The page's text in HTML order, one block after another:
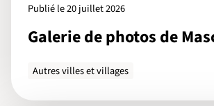
Publié le 20 juillet 2026
Galerie de photos de
Autres villes et villages